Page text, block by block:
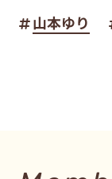
山本ゆり